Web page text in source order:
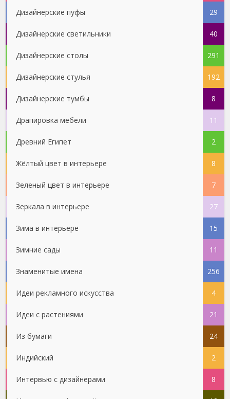
Дизайнерские пуфы 29
Дизайнерские светильники 40
Дизайнерские столы 291
Дизайнерские стулья 192
Дизайнерские тумбы 8
Драпировка мебели 11
Древний Египет 2
Жёлтый цвет в интерьере 8
Зеленый цвет в интерьере 7
Зеркала в интерьере 27
Зима в интерьере 15
Зимние сады 11
Знаменитые имена 256
Идеи рекламного искусства 4
Идеи с растениями 21
Из бумаги 24
Индийский 2
Интервью с дизайнерами 8